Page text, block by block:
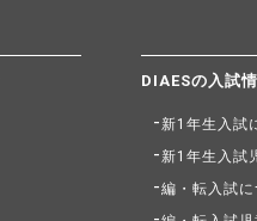
DIAESの入試
新1年生入試
新1年生入試
編・転入試に